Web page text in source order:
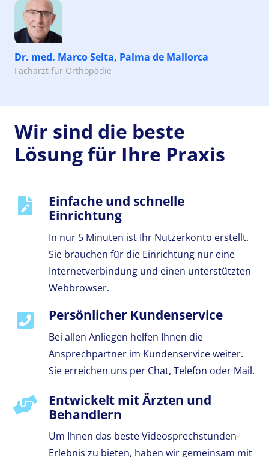
Dr. med. Marco Seita, Palma de Mallorca
Facharzt für Orthopädie
Wir sind die beste
Lösung für Ihre Praxis
Einfache und schnelle
Einrichtung
In nur 5 Minuten ist Ihr Nutzerkonto erstellt.
Sie brauchen für die Einrichtung nur eine
Internetverbindung und einen unterstützten
Webbrowser.
Persönlicher Kundenservice
Bei allen Anliegen helfen Ihnen die
Ansprechpartner im Kundenservice weiter.
Sie erreichen uns per Chat, Telefon oder Mail.
Entwickelt mit Ärzten und
Behandlern
Um Ihnen das beste Videosprechstunden-
Erlebnis zu bieten, haben wir gemeinsam mit